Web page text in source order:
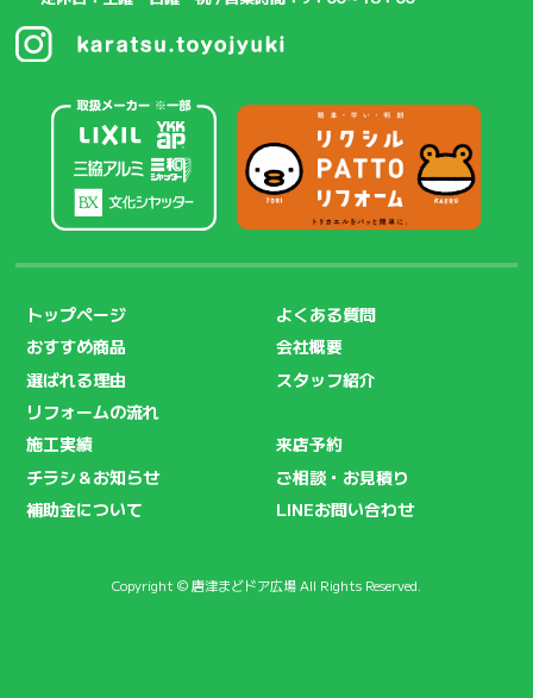
トップページ
おすすめ商品
選ばれる理由
リフォームの流れ
よくある質問
会社概要
スタッフ紹介
施工実績
チラシ＆お知らせ
補助金について
来店予約
ご相談・お見積り
LINEお問い合わせ
Copyright © 唐津まどドア広場 All Rights Reserved.